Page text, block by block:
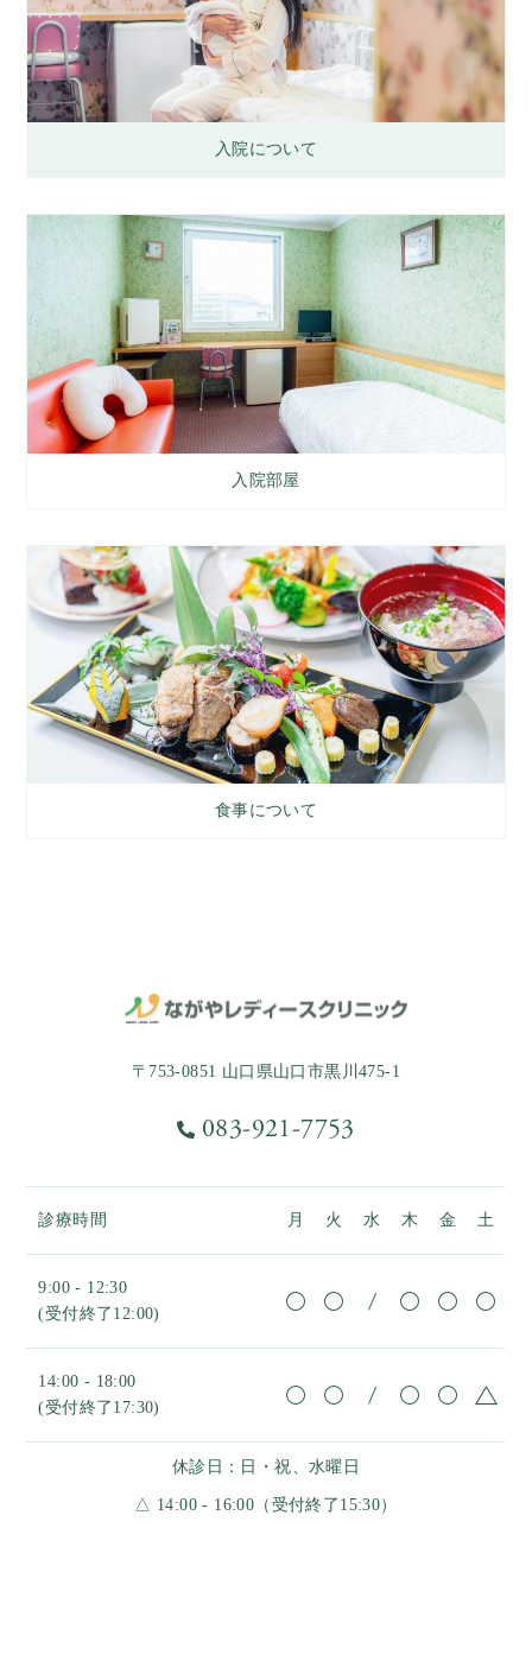
入院について
入院部屋
食事について
〒753-0851 山口県山口市黒川475-1
083-921-7753
診療時間 月 火 水 木 金 土
9:00 - 12:30
(受付終了12:00)
14:00 - 18:00
(受付終了17:30)
休診日：日・祝、水曜日
△ 14:00 - 16:00（受付終了15:30）